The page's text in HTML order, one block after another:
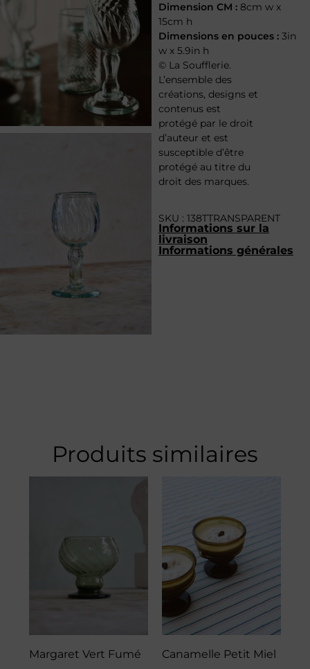
Dimension CM : 8cm w x
15cm h
Dimensions en pouces : 3in
w x 5.9in h
© La Soufflerie.
L’ensemble des
créations, designs et
contenus est
protégé par le droit
d’auteur et est
susceptible d’être
protégé au titre du
droit des marques.
SKU : 138TTRANSPARENT
Informations sur la
livraison
Informations générales
Produits similaires
Margaret Vert Fumé Canamelle Petit Miel